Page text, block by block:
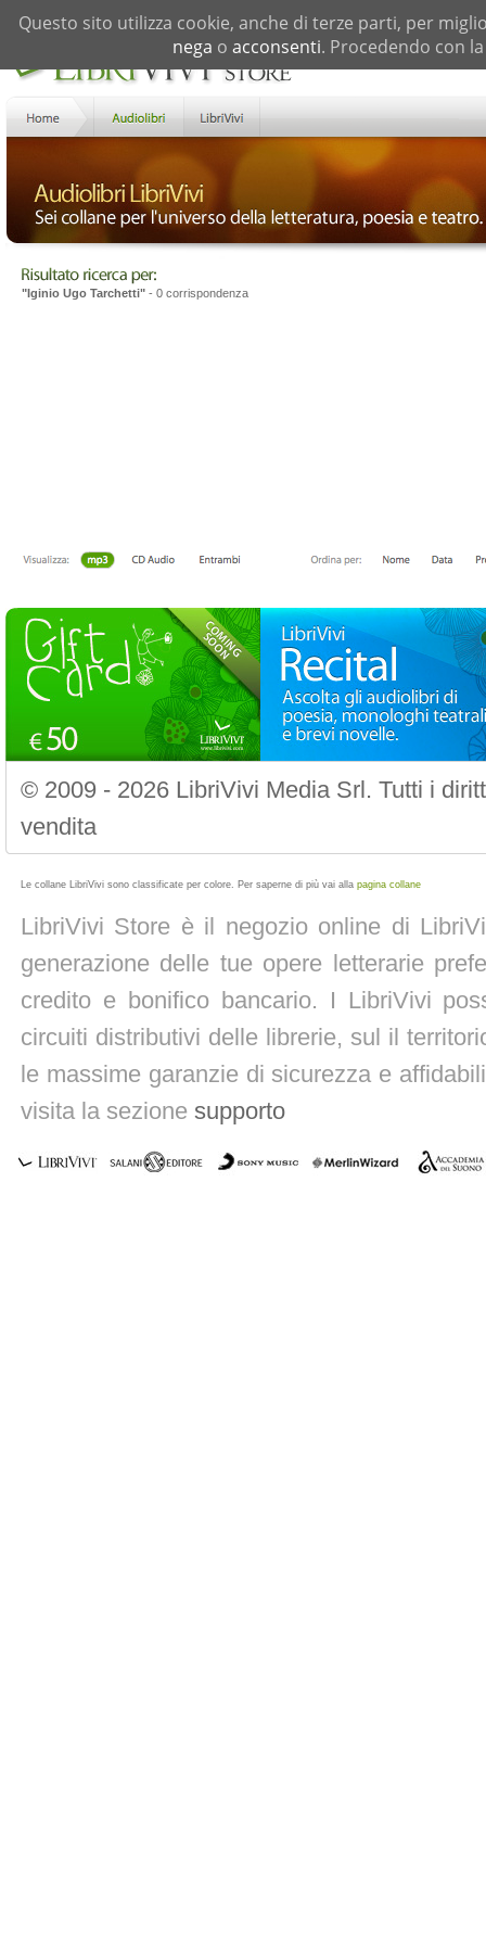
"Iginio Ugo Tarchetti" - 0 corrispondenza
© 2009 - 2026 LibriVivi Media Srl. Tutti i
vendita
Le collane LibriVivi sono classificate per colore. Per saperne di più vai alla pagina collane
LibriVivi Store è il negozio online di
generazione delle tue opere letterarie
credito e bonifico bancario. I LibriVivi
circuiti distributivi delle librerie, sul il
le massime garanzie di sicurezza e
visita la sezione supporto
Questo sito utilizza cookie, anche di terze parti, per
nega o acconsenti. Procedendo con